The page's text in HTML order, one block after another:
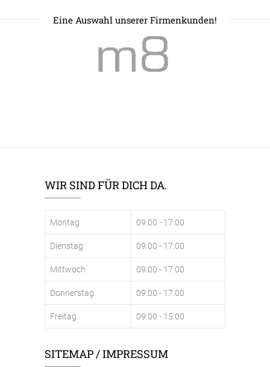
Eine Auswahl unserer Firmenkunden!
WIR SIND FÜR DICH DA.
Montag 09:00 - 17:00
Dienstag 09:00 - 17:00
Mittwoch 09:00 - 17:00
Donnerstag 09:00 - 17:00
Freitag 09:00 - 15:00
SITEMAP / IMPRESSUM